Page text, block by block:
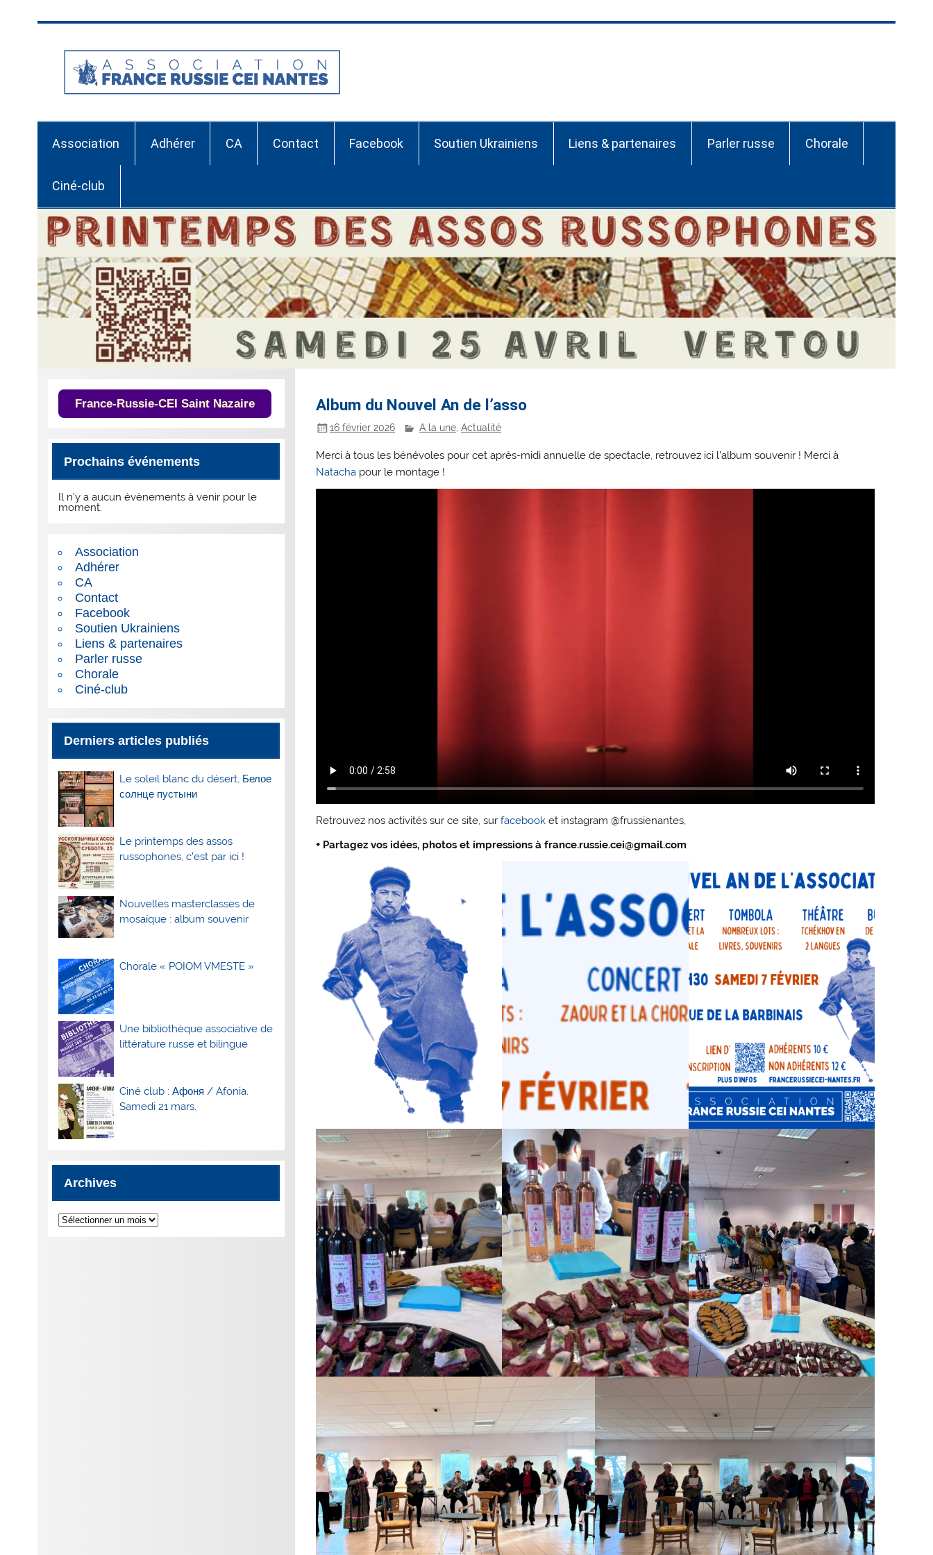
Association Adhérer CA Contact Facebook Soutien Ukrainiens Liens & partenaires Parler russe Chorale
Ciné-club
Album du Nouvel An de l’asso
16 février 2026 A la une, Actualité
Merci à tous les bénévoles pour cet après-midi annuelle de spectacle, retrouvez ici l’album souvenir ! Merci à
Natacha pour le montage !
Retrouvez nos activités sur ce site, surfacebook et instagram @frussienantes,
+ Partagez vos idées, photos et impressions à france.russie.cei@gmail.com
France-Russie-CEI Saint Nazaire
Prochains événements
Il n’y a aucun évènements à venir pour le
moment.
Association
Adhérer
CA
Contact
Facebook
Soutien Ukrainiens
Liens & partenaires
Parler russe
Chorale
Ciné-club
Derniers articles publiés
Le soleil blanc du désert, Белое
солнце пустыни
Le printemps des assos
russophones, c’est par ici !
Nouvelles masterclasses de
mosaïque : album souvenir
Chorale « POIOM VMESTE »
Une bibliothèque associative de
littérature russe et bilingue
Ciné club : Афоня / Afonia.
Samedi 21 mars.
Archives
Archives